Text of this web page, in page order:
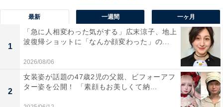
最新 一週間 一ヶ月
1
「急に人相変わった気がする」広末涼子、地上
波復帰ショットに「なんか顔変わった」の...
2026/08/06
2
女装姿が話題の47歳2児の父親、ビフォーアフ
ター姿を公開！ 「素顔もお美しくて納...